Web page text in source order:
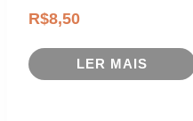
R$8,50
LER MAIS